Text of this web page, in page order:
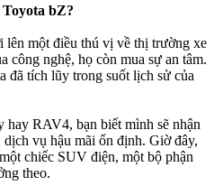
bZ?
lên một điều thú vị về thị trường xe
công nghệ, họ còn mua sự an tâm.
đã tích lũy trong suốt lịch sử của
hay RAV4, bạn biết mình sẽ nhận
vụ hậu mãi ổn định. Giờ đây,
chiếc SUV điện, một bộ phận
theo.